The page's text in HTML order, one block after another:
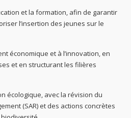
et la formation, afin de garantir
l’insertion des jeunes sur le
économique et à l’innovation, en
et en structurant les filières
écologique, avec la révision du
(SAR) et des actions concrètes